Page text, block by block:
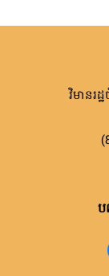
វិមានរដ្
ប